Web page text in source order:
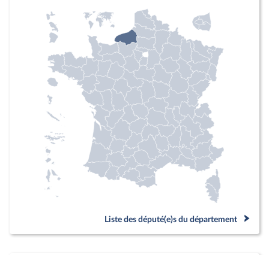
Liste des député(e)s du département